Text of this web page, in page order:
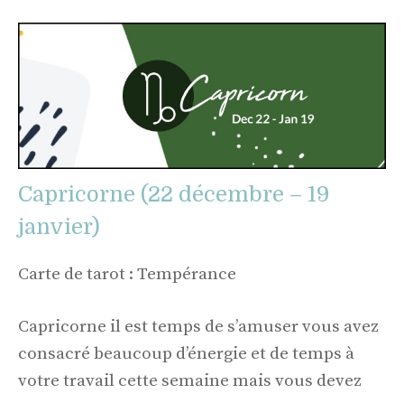
Capricorne (22 décembre – 19
janvier)
Carte de tarot : Tempérance
Capricorne il est temps de s’amuser vous avez
consacré beaucoup d’énergie et de temps à
votre travail cette semaine mais vous devez